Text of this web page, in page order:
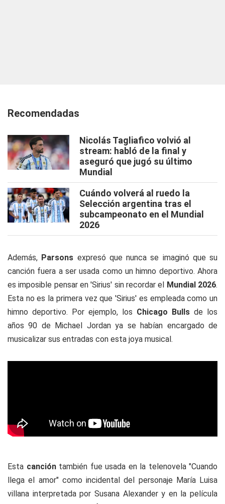
Recomendadas
Nicolás Tagliafico volvió al
stream: habló de la final y
aseguró que jugó su último
Mundial
Cuándo volverá al ruedo la
Selección argentina tras el
subcampeonato en el Mundial
2026
Además, Parsons expresó que nunca se imaginó que su
canción fuera a ser usada como un himno deportivo. Ahora
es imposible pensar en 'Sirius' sin recordar el Mundial 2026.
Esta no es la primera vez que 'Sirius' es empleada como un
himno deportivo. Por ejemplo, los Chicago Bulls de los
años 90 de Michael Jordan ya se habían encargado de
musicalizar sus entradas con esta joya musical.
Esta canción también fue usada en la telenovela "Cuando
llega el amor" como incidental del personaje María Luisa
villana interpretada por Susana Alexander y en la película